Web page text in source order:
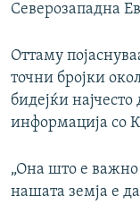
Северозападна
Оттаму
точни бројки
бидејќи најчесто
информација со
„Она што е важно
нашата земја е